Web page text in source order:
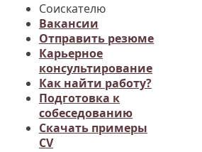
Соискателю
Вакансии
Отправить резюме
Карьерное
консультирование
Как найти работу?
Подготовка к
собеседованию
Cкачать примеры
CV